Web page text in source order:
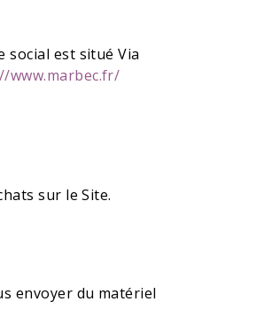
social est situé Via
www.marbec.fr/
sur le Site.
envoyer du matériel